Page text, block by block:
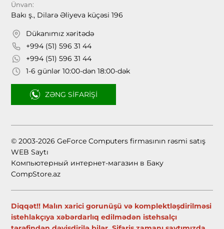
Ünvan:
Bakı ş., Dilarə Əliyeva küçəsi 196
Dükanımız xəritədə
+994 (51) 596 31 44
+994 (51) 596 31 44
1-6 günlər 10:00-dən 18:00-dək
ZƏNG SIFARIŞI
© 2003-2026 GeForce Computers firmasının rəsmi satış
WEB Saytı
Компьютерный интернет-магазин в Баку
CompStore.az
Diqqət!! Malın xarici gorunüşü və komplektləşdirilməsi
istehlakçıya xəbərdarlıq edilmədən istehsalçı